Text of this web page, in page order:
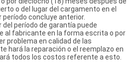
o del lugar del cargamento en el
período concluye anterior.
del período de garantía puede
al fabricante en la forma escrita o por
problema en calidad de las
hará la reparación o el reemplazo en
todos los costos referente a esto.